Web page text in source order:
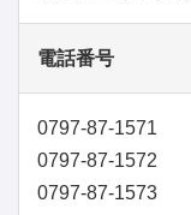
電話番号
0797-87-1571
0797-87-1572
0797-87-1573